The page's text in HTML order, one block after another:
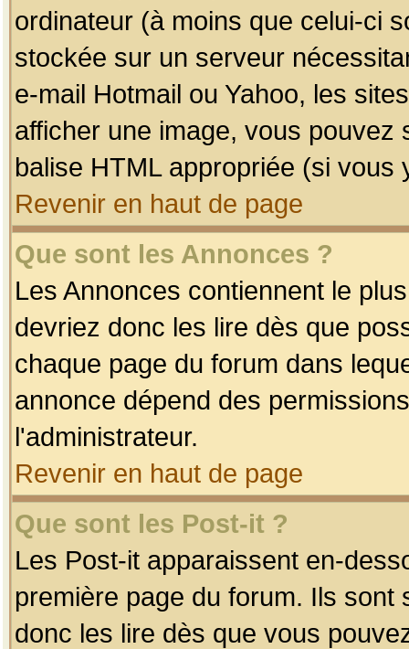
ordinateur (à moins que celui-ci
stockée sur un serveur
e-mail Hotmail ou Yahoo, les
afficher une image, vous pouvez
balise HTML appropriée (si vous
Revenir en haut de page
Que sont les Annonces ?
Les Annonces contiennent le
devriez donc les lire dès que
chaque page du forum dans
annonce dépend des
l'administrateur.
Revenir en haut de page
Que sont les Post-it ?
Les Post-it apparaissent en-
première page du forum. Ils
donc les lire dès que vous